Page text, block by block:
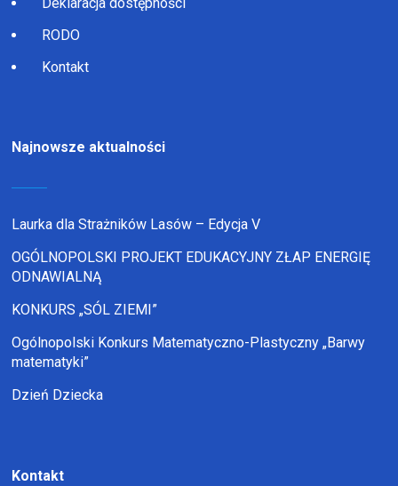
Deklaracja dostępności
RODO
Kontakt
Najnowsze aktualności
Laurka dla Strażników Lasów – Edycja V
OGÓLNOPOLSKI PROJEKT EDUKACYJNY ZŁAP ENERGIĘ
ODNAWIALNĄ
KONKURS „SÓL ZIEMI”
Ogólnopolski Konkurs Matematyczno-Plastyczny „Barwy
matematyki”
Dzień Dziecka
Kontakt